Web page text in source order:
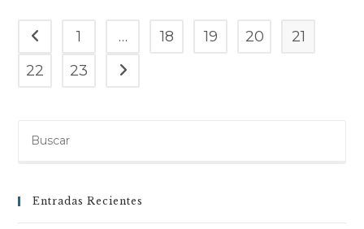
1 … 18 19 20
21
22
23
Entradas Recientes